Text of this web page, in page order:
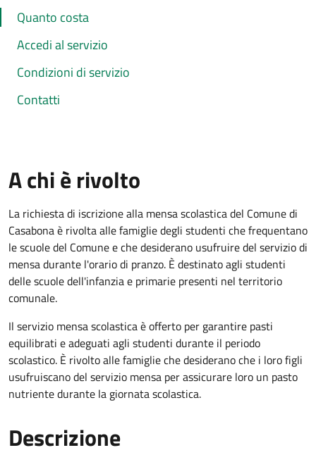
Quanto costa
Accedi al servizio
Condizioni di servizio
Contatti
A chi è rivolto
La richiesta di iscrizione alla mensa scolastica del Comune di
Casabona è rivolta alle famiglie degli studenti che frequentano
le scuole del Comune e che desiderano usufruire del servizio di
mensa durante l'orario di pranzo. È destinato agli studenti
delle scuole dell'infanzia e primarie presenti nel territorio
comunale.
Il servizio mensa scolastica è offerto per garantire pasti
equilibrati e adeguati agli studenti durante il periodo
scolastico. È rivolto alle famiglie che desiderano che i loro figli
usufruiscano del servizio mensa per assicurare loro un pasto
nutriente durante la giornata scolastica.
Descrizione